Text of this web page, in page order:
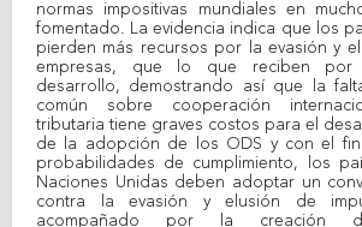
normas impositivas mundiales en
fomentado. La evidencia indica que los
pierden más recursos por la evasión y
empresas, que lo que reciben por
desarrollo, demostrando así que la
común sobre cooperación
tributaria tiene graves costos para el
de la adopción de los ODS y con el fin
probabilidades de cumplimiento, los
Naciones Unidas deben adoptar un
contra la evasión y elusión de
acompañado por la creación